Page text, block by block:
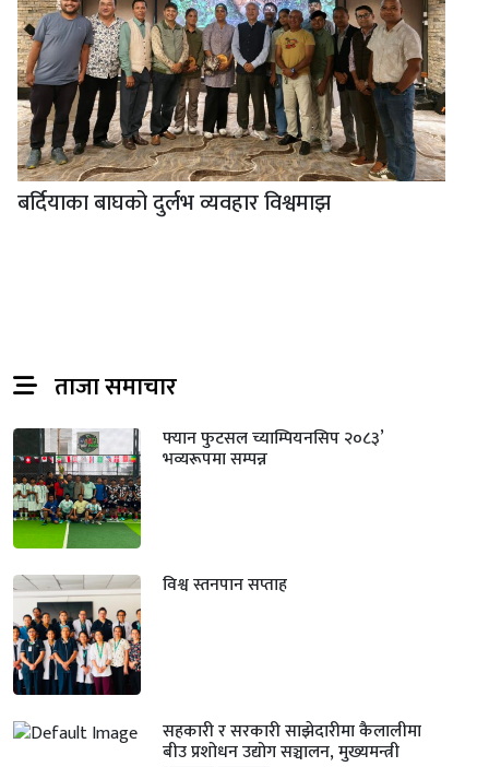
बर्दियाका बाघको दुर्लभ व्यवहार विश्वमाझ
ताजा समाचार
फ्यान फुटसल च्याम्पियनसिप २०८३’
भव्यरूपमा सम्पन्न
विश्व स्तनपान सप्ताह
सहकारी र सरकारी साझेदारीमा कैलालीमा
बीउ प्रशोधन उद्योग सञ्चालन, मुख्यमन्त्री